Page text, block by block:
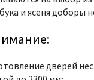
и ясеня доборы
дверей